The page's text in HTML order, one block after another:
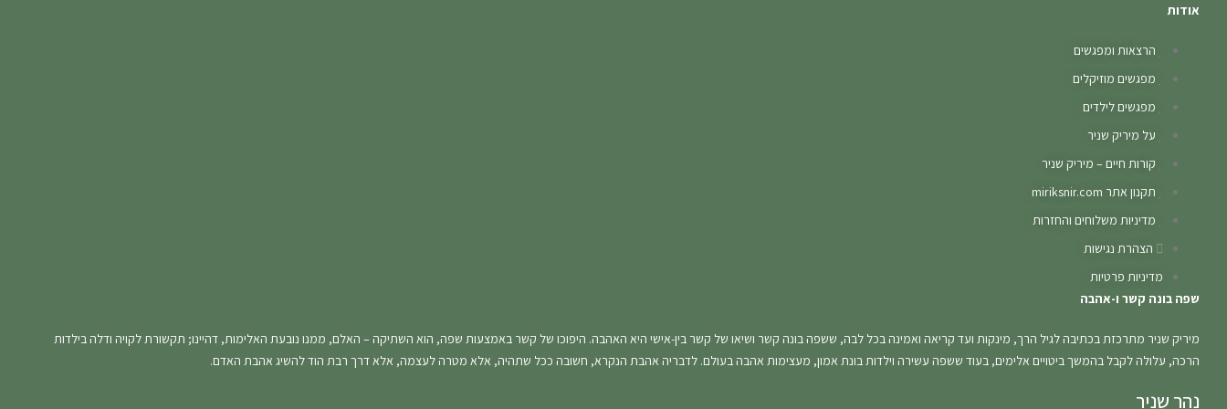
אודות
הרצאות ומפגשים
מפגשים מוזיקלים
מפגשים לילדים
על מיריק שניר
קורות חיים – מיריק שניר
תקנון אתר miriksnir.com
מדיניות משלוחים והחזרות
הצהרת נגישות
מדיניות פרטיות
שפה בונה קשר ו-אהבה
מיריק שניר מתרכזת בכתיבה לגיל הרך, מינקות ועד קריאה ואמינה בכל לבה, ששפה בונה קשר ושיאו של קשר בין-אישי היא האהבה. היפוכו של קשר באמצעות שפה, הוא השתיקה – האלם, ממנו נובעת האלימות, דהיינו; תקשורת לקויה ודלה בילדות
הרכה, עלולה לקבל בהמשך ביטויים אלימים, בעוד ששפה עשירה וילדות בונת אמון, מעצימות אהבה בעולם. לדבריה אהבת הנקרא, חשובה ככל שתהיה, אלא מטרה לעצמה, אלא דרך רבת הוד להשיג אהבת האדם.
נהר שניר